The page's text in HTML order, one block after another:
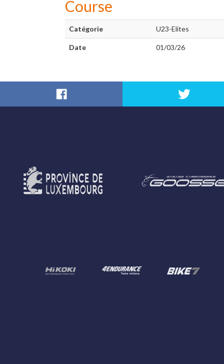
Course
Catégorie U23-Elites
Date 01/03/26